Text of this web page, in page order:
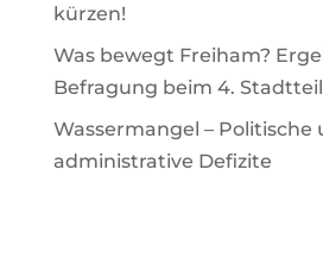
kürzen!
Was bewegt Freiham?
Befragung beim 4.
Wassermangel – Politische
administrative Defizite